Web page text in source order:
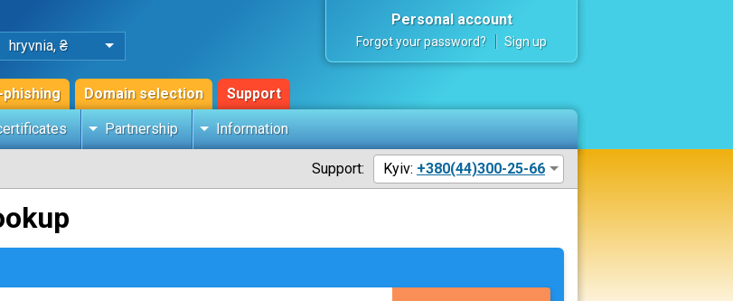
hryvnia, ₴
Domain selection Support
Personal account
Forgot your password? Sign up
Partnership Information
Support: Kyiv: +380(44)300-25-66